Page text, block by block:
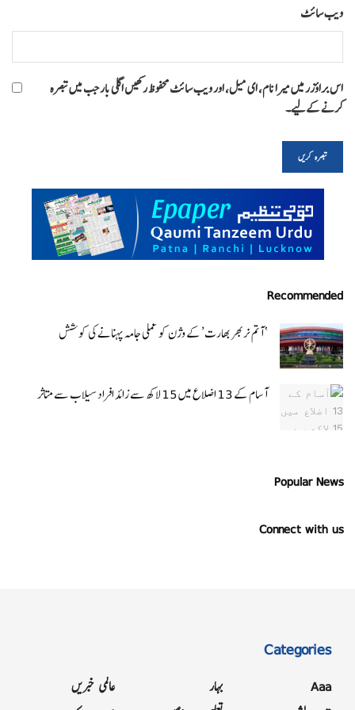
ویب‌ سائٹ
اس براؤزر میں میرا نام، ای میل، اور ویب سائٹ محفوظ رکھیں اگلی بار جب میں تبصرہ
کرنے کےلیے۔
Recommended
‘ آتم نربھر بھارت’ کے وژن کو عملی جامہ پہنانے کی کوشش
آسام کے 13 اضلاع میں 15 لاکھ سے زائد افراد سیلاب سے متاثر
Popular News
Connect with us
Categories
Aaa
بہار
عالمی خبریں